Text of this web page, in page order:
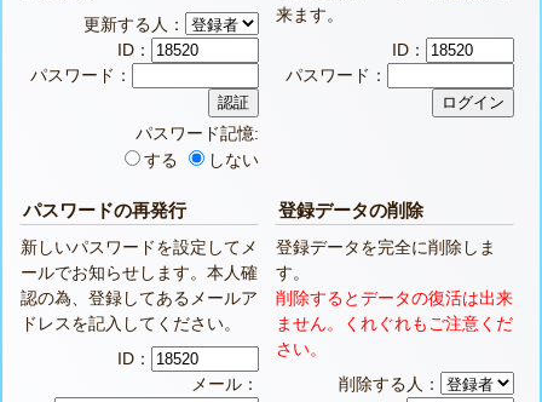
更新する人：
ID：
パスワード：
パスワード記憶:
する
しない
来ます。
ID：
パスワード：
パスワードの再発行
新しいパスワードを設定してメ
ールでお知らせします。本人確
認の為、登録してあるメールア
ドレスを記入してください。
ID：
メール：
登録データの削除
登録データを完全に削除しま
す。
削除するとデータの復活は出来
ません。くれぐれもご注意くだ
さい。
削除する人：